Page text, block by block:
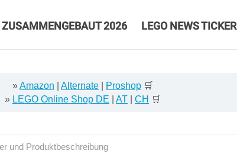
ZUSAMMENGEBAUT 2026 LEGO NEWS TICKER
»Amazon Alternate Proshop 🛒
» LEGO Online Shop DE AT CH 🛒
und Produktbeschreibung